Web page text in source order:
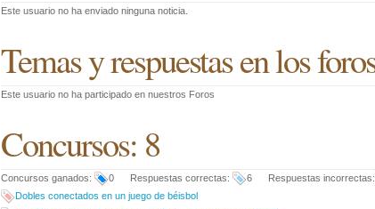
Este usuario no ha enviado ninguna noticia.
Temas y respuestas en los
Este usuario no ha participado en nuestros Foros
Concursos: 8
Concursos ganados: 0 Respuestas correctas: 6 Respuestas incorrectas:
Dobles conectados en un juego de béisbol